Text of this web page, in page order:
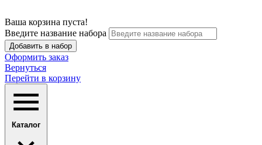
Ваша корзина пуста!
Введите название набора
Добавить в набор
Оформить заказ
Вернуться
Перейти в корзину
Каталог